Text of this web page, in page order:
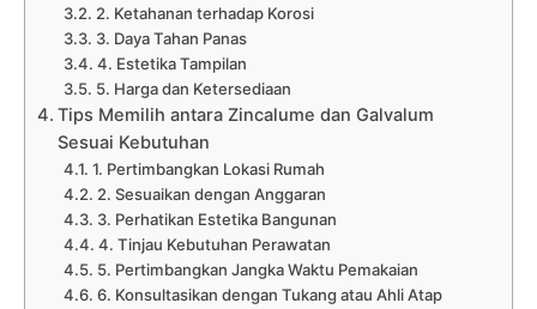
2. Ketahanan terhadap Korosi
3. Daya Tahan Panas
4. Estetika Tampilan
5. Harga dan Ketersediaan
Tips Memilih antara Zincalume dan Galvalum
Sesuai Kebutuhan
1. Pertimbangkan Lokasi Rumah
2. Sesuaikan dengan Anggaran
3. Perhatikan Estetika Bangunan
4. Tinjau Kebutuhan Perawatan
5. Pertimbangkan Jangka Waktu Pemakaian
6. Konsultasikan dengan Tukang atau Ahli Atap